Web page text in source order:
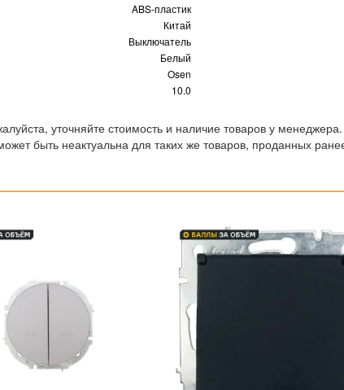
ABS-пластик
Китай
Выключатель
Белый
Osen
10.0
уточняйте стоимость и наличие товаров у менеджера.
быть неактуальна для таких же товаров, проданных